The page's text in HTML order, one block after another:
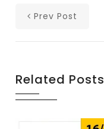
Prev Post
Related Posts